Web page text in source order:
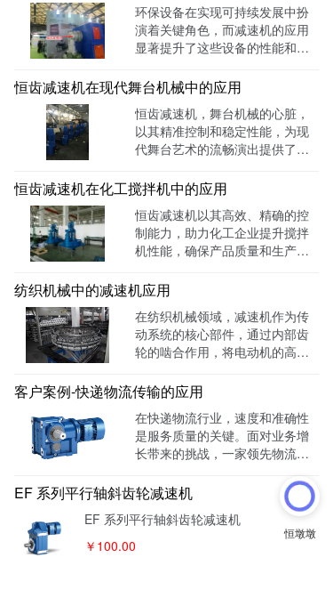
效率，降低了故障率和维护成
本，确保了施工安全，为工程机
械行业提供了强有力的技术支
环保设备在实现可持续发展中扮
演着关键角色，而减速机的应用
显著提升了这些设备的性能和效
求、提高处理速度和简化操作，
减速机帮助客户解决了环保设备
面临的多项挑战，为环境保护和
资源循环利用提供了强有力的技
术支持。随着技术的进步，减速
有望为地球环境的保护做出更大
贡献。
恒齿减速机在现代舞台机械中的应用
恒齿减速机，舞台机械的心脏，
以其精准控制和稳定性能，为现
代舞台艺术的流畅演出提供了强
灯光架和布景移动中的应用，不
仅提升了演出效果，还实现了节
能环保，成为剧院技术升级的理
想选择。
恒齿减速机在化工搅拌机中的应用
恒齿减速机以其高效、精确的控
制能力，助力化工企业提升搅拌
机性能，确保产品质量和生产效
调速，实现搅拌速度的精准调
节，显著提高了物料混合均匀性
和化学反应的控制精度，同时降
低了能耗和安全风险，推动化工
行业的智能化发展。
纺织机械中的减速机应用
在纺织机械领域，减速机作为传
动系统的核心部件，通过内部齿
轮的啮合作用，将电动机的高速
保纺织过程的顺利进行。在纺纱
机中，减速机为纺锭提供稳定动
力，调节旋转速度，提高生产效
率；在织机上，它精确控制综框
和梭子的运动，提高织物质量，
适应多样化生产；在缝纫机中，
减速机为针杆和压脚提供稳定驱
动力，确保缝合质量，适应不同
材质。减速机技术的不断创新和
客户案例-快递物流传输的应用
在快递物流行业，速度和准确性
是服务质量的关键。面对业务增
长带来的挑战，一家领先物流企
减速机，成功解决了输送机速度
控制问题，显著提升了物流效率
和降低了运营成本。
EF 系列平行轴斜齿轮减速机
EF 系列平行轴斜齿轮减速机
￥100.00